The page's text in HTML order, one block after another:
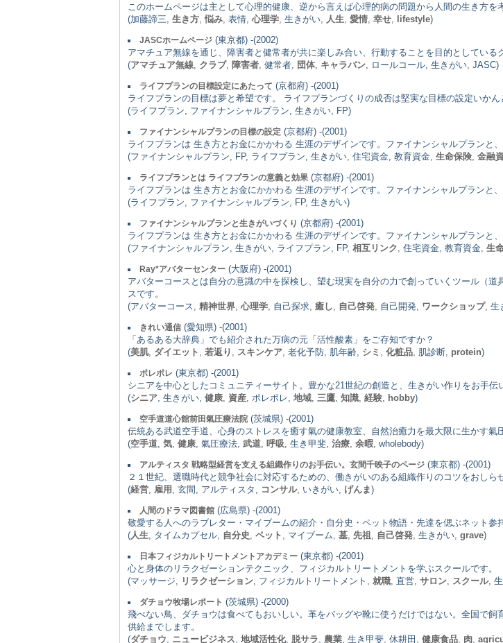
このホームページは主として心理的健康、逆から言えば心理的病の問題から人間の生き方を
(加藤諦三, 生き方 ,悩み , 表情, 心理学 , 生きがい, 人生 愛情 幸せ lifestyle)
JASCホームページ (東京都) -(2002)
アマチュア無線を通じ、障害者と健常者が共に楽しみ合い、行動することを目的としている
(アマチュア無線 クラブ, 障害者 , 健常者, 団体 キャラバン , ロールコール, 生きがい, JASC)
ライフプランの目標設定にあたって (京都府) -(2001)
ライフプランの目標は夢と希望です。 ライフプランづくりの成否は堅実な目標の設定いかん
(ライフプラン, ファイナンシャルプラン, 生きがい, FP)
ファイナンシャルプランの目標の設定 (京都府) -(2001)
ライフプランは 生き方とお金にかかわる 生涯のデザインです。ファイナンシャルプランと
(ファイナンシャルプラン, FP, ライフプラン, 生きがい, 住宅資金, 教育資金, 生命保険 金融
ライフプランとは ライフプランの意義と効果 (京都府) -(2001)
ライフプランは 生き方とお金にかかわる 生涯のデザインです。ファイナンシャルプランと
(ライフプラン, ファイナンシャルプラン, FP, 生きがい)
ファイナンシャルプランと生きがいづくり (京都府) -(2001)
ライフプランは 生き方とお金にかかわる 生涯のデザインです。ファイナンシャルプランと
(ファイナンシャルプラン, 生きがい, ライフプラン, FP, 相互リンク , 住宅資金, 教育資金, 生
Ray*アバターセンター (大阪府) -(2001)
アバターコースとは自分の意識の中を探検し、望む現実を自分の力で創っていくツール（
スです。
(アバターコース, 精神世界 心理学 , 自己探求, 癒し 自己啓発 , 自己開発, ワークショップ, 生
きれい通信 (愛知県) -(2001)
「あるある大辞典」でも紹介された万病の元「活性酸素」をご存知ですか？
(美肌, ダイエット 若返り スキンケア , 老化予防, 肌年齢, シミ 化粧品 , 肌診断, protein)
ポレポレ (東京都) -(2001)
シニアを中心としたコミュニティーサイト。豊かな21世紀の創造と、生きがい作りをお手伝
(シニア , 生きがい, 健康 資産 , ポレポレ, 地域 三鷹 知識 経験 hobby)
空手道道心館前田氣圧療法院 (茨城県) -(2001)
伝統ある武道空手道、心身のストレスを癒す氣の健康教室、自然治癒力を最大限に生かす氣
(空手道 気 健康 , 氣圧療法, 武道 呼吸 , 生き甲斐, 治療 余暇 , wholebody)
アルティスタ 戦略型経営を支える組織作りのお手伝い。玄間千映子のページ (東京都) -(2001)
２１世紀、選職時代と競争社会に対応するための、働きがいのある組織作りのコツをおしら
(経営 雇用 , 玄間, アルティスタ, コンサル, いきがい, げんま)
人間のドラマ図書館 (広島県) -(2001)
敬愛する人へのラブレター・マイブームの紹介・自分史・ペット物語・先達を偲ぶネット参拝
( 人生 , タイムカプセル, 自分史 ペット , マイブーム, 墓 先祖 自己啓発 , 生きがい, grave)
日本フィジカルトリートメントアカデミー (東京都) -(2001)
心と身体のリラクゼーションテクニック、フィジカルトリートメントを学ぶスクールです。
(マッサージ,
リラクゼーション , フィジカルトリートメント, 就職 , 直営, サロン スクール,
ダチョウ牧場レポート (茨城県) -(2000)
飛べない鳥、ダチョウは食べてもおいしい。革をバッグや靴に使うだけではない。全国で
供給までします。
(ダチョウ ニュービジネス 地域活性化, 脱サラ 農業 , 生き甲斐, 休耕田, 健康食品 肉